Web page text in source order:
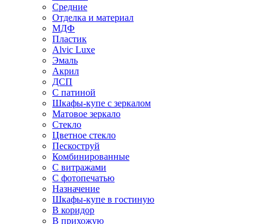
Средние
Отделка и материал
МДФ
Пластик
Alvic Luxe
Эмаль
Акрил
ДСП
С патиной
Шкафы-купе с зеркалом
Матовое зеркало
Стекло
Цветное стекло
Пескоструй
Комбинированные
С витражами
С фотопечатью
Назначение
Шкафы-купе в гостиную
В коридор
В прихожую